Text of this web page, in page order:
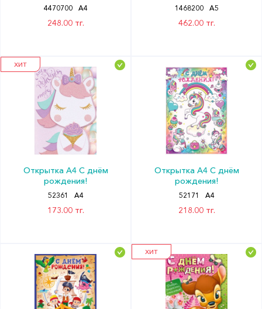
4470700 А4
248.00 тг.
1468200 А5
462.00 тг.
ХИТ
Открытка А4 С днём
рождения!
52361 А4
173.00 тг.
Открытка А4 С днём
рождения!
52171 А4
218.00 тг.
ХИТ